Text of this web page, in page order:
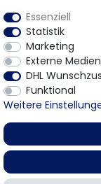
* Gilt
© 2026
Essenziell
Statistik
Marketing
Externe Medien
DHL
Funktional
Weitere